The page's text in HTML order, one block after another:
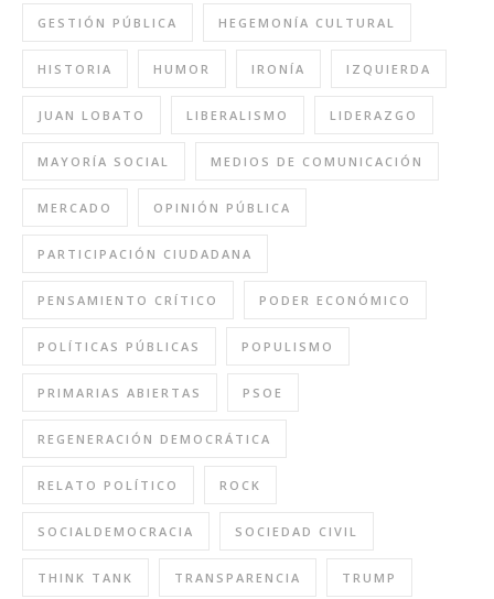
GESTIÓN PÚBLICA HEGEMONÍA CULTURAL
HISTORIA HUMOR IRONÍA IZQUIERDA
JUAN LOBATO LIBERALISMO LIDERAZGO
MAYORÍA SOCIAL MEDIOS DE COMUNICACIÓN
MERCADO OPINIÓN PÚBLICA
PARTICIPACIÓN CIUDADANA
PENSAMIENTO CRÍTICO PODER ECONÓMICO
POLÍTICAS PÚBLICAS POPULISMO
PRIMARIAS ABIERTAS PSOE
REGENERACIÓN DEMOCRÁTICA
RELATO POLÍTICO ROCK
SOCIALDEMOCRACIA SOCIEDAD CIVIL
THINK TANK TRANSPARENCIA TRUMP